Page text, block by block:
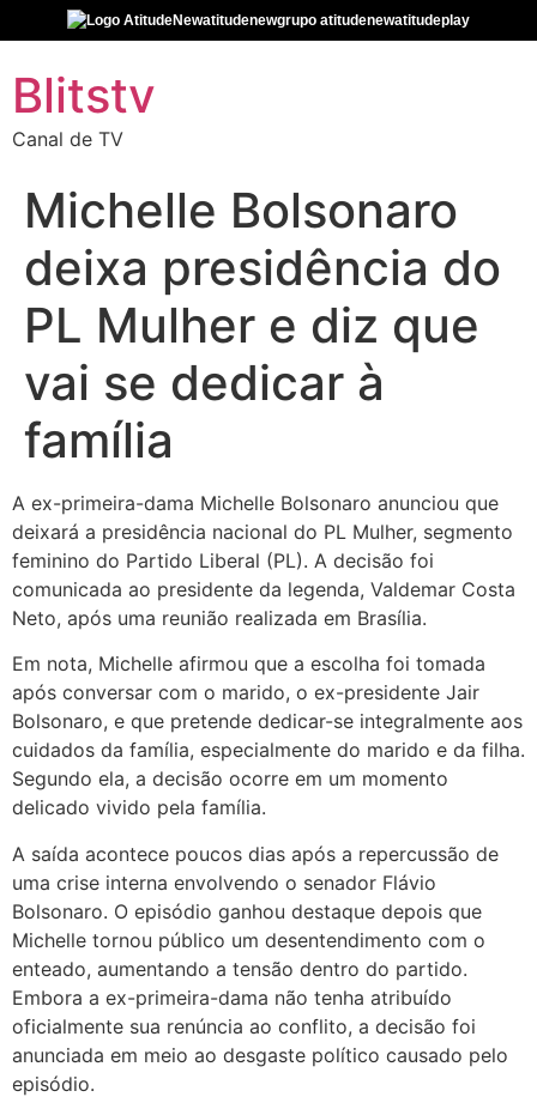
Blitstv
Canal de TV
Michelle Bolsonaro
deixa presidência do
PL Mulher e diz que
vai se dedicar à
família
A ex-primeira-dama Michelle Bolsonaro anunciou que
deixará a presidência nacional do PL Mulher, segmento
feminino do Partido Liberal (PL). A decisão foi
comunicada ao presidente da legenda, Valdemar Costa
Neto, após uma reunião realizada em Brasília.
Em nota, Michelle afirmou que a escolha foi tomada
após conversar com o marido, o ex-presidente Jair
Bolsonaro, e que pretende dedicar-se integralmente aos
cuidados da família, especialmente do marido e da filha.
Segundo ela, a decisão ocorre em um momento
delicado vivido pela família.
A saída acontece poucos dias após a repercussão de
uma crise interna envolvendo o senador Flávio
Bolsonaro. O episódio ganhou destaque depois que
Michelle tornou público um desentendimento com o
enteado, aumentando a tensão dentro do partido.
Embora a ex-primeira-dama não tenha atribuído
oficialmente sua renúncia ao conflito, a decisão foi
anunciada em meio ao desgaste político causado pelo
episódio.
atitudenewgrupo atitudenewatitudeplay